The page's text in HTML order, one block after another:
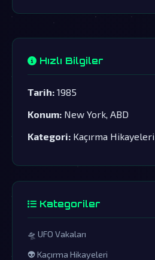
Hızlı Bilgiler
Tarih: 1985
Konum: New York, ABD
Kategori: Kaçırma Hikayeleri
Kategoriler
🛸 UFO Vakaları
👽 Kaçırma Hikayeleri